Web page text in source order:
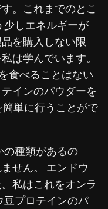
。これまでのとこ
しエネルギーが
を購入しない限
は学んでいます。
食べることはない
インのパウダーを
単に行うことがで
の種類があるの
せん。 エンドウ
私はこれをオンラ
プロテインのパ